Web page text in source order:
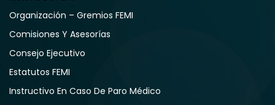
Organización – Gremios FEMI
Comisiones Y Asesorías
Consejo Ejecutivo
Estatutos FEMI
Instructivo En Caso De Paro Médico